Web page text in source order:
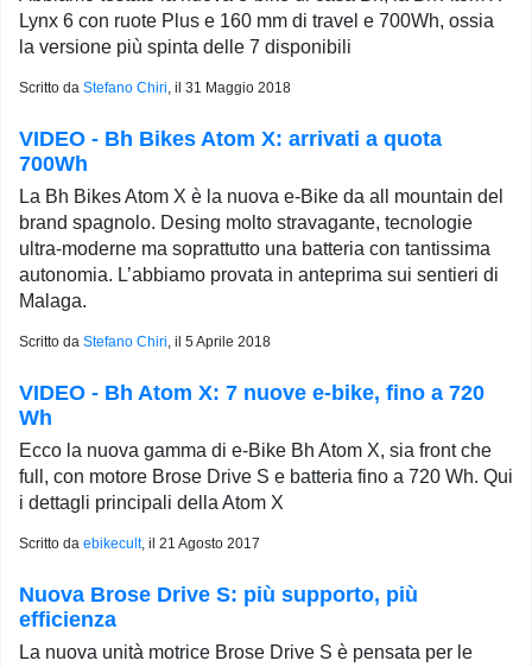
Lynx 6 con ruote Plus e 160 mm di travel e 700Wh, ossia
la versione più spinta delle 7 disponibili
Scritto da Stefano Chiri, il 31 Maggio 2018
VIDEO - Bh Bikes Atom X: arrivati a quota
700Wh
La Bh Bikes Atom X è la nuova e-Bike da all mountain del
brand spagnolo. Desing molto stravagante, tecnologie
ultra-moderne ma soprattutto una batteria con tantissima
autonomia. L’abbiamo provata in anteprima sui sentieri di
Malaga.
Scritto da Stefano Chiri, il 5 Aprile 2018
VIDEO - Bh Atom X: 7 nuove e-bike, fino a 720
Wh
Ecco la nuova gamma di e-Bike Bh Atom X, sia front che
full, con motore Brose Drive S e batteria fino a 720 Wh. Qui
i dettagli principali della Atom X
Scritto da ebikecult, il 21 Agosto 2017
Nuova Brose Drive S: più supporto, più
efficienza
La nuova unità motrice Brose Drive S è pensata per le